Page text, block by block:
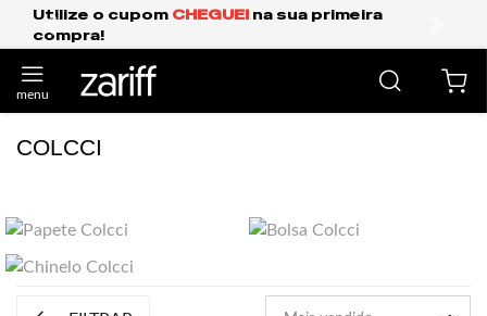
Utilize o cupom CHEGUEIna sua primeira
compra!
anterior
COLCCI